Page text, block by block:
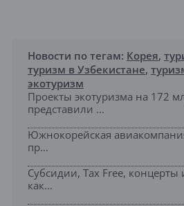
Новости по тегам: Корея,
туризм в Узбекистане,
экотуризм
Проекты экотуризма на 172
представили ...
Южнокорейская
пр...
Субсидии, Tax Free, концерты
как...